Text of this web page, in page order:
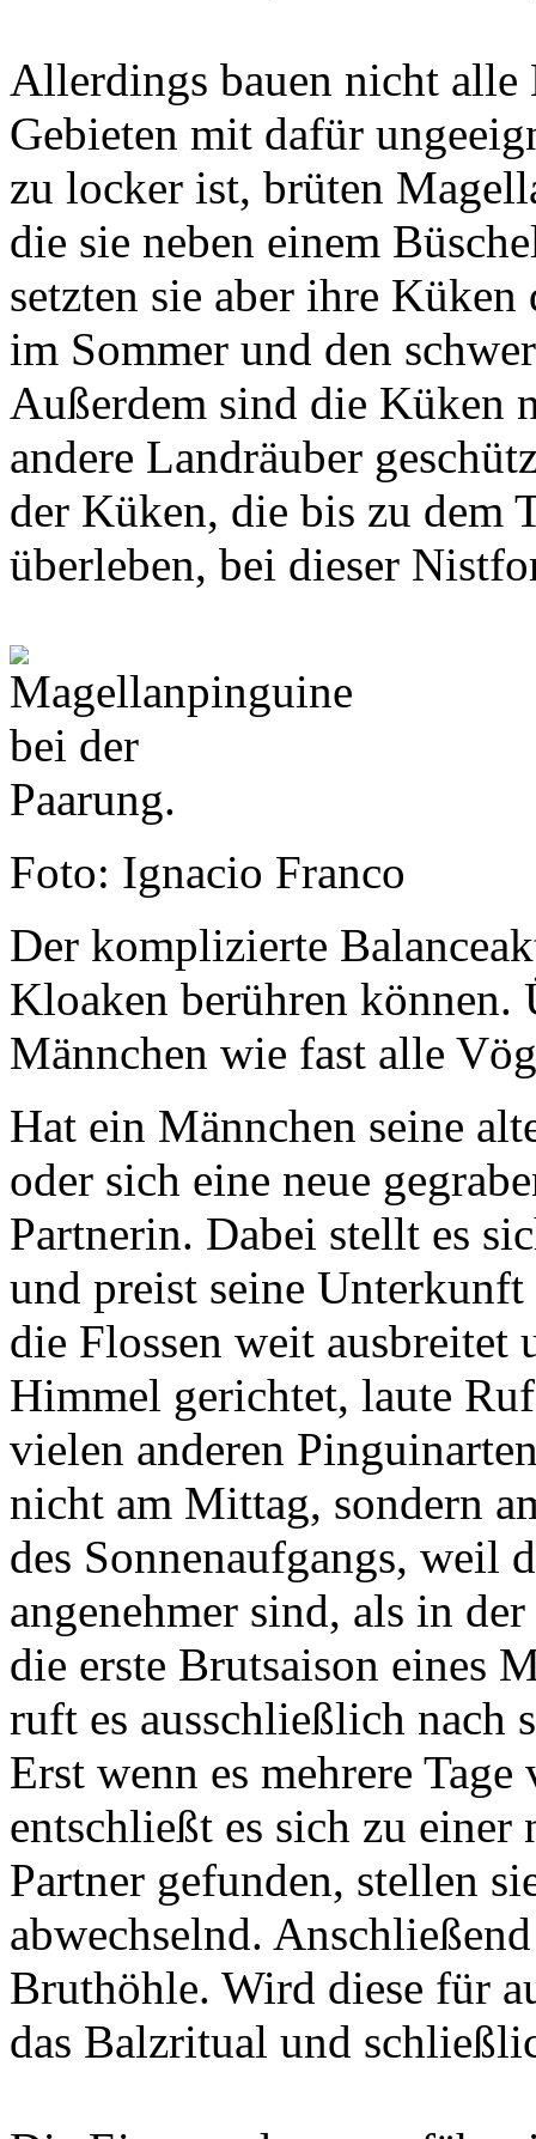
Allerdings bauen nicht
Gebieten mit dafür
zu locker ist, brüten
die sie neben einem
setzten sie aber ihre
im Sommer und den
Außerdem sind die Küken
andere Landräuber
der Küken, die bis zu dem
überleben, bei dieser
Foto: Ignacio Franco
Der komplizierte
Kloaken berühren können.
Männchen wie fast alle
Hat ein Männchen seine
oder sich eine neue
Partnerin. Dabei stellt es
und preist seine
die Flossen weit ausbreitet
Himmel gerichtet, laute
vielen anderen
nicht am Mittag, sondern
des Sonnenaufgangs, weil
angenehmer sind, als in
die erste Brutsaison eines
ruft es ausschließlich nach
Erst wenn es mehrere
entschließt es sich zu
Partner gefunden, stellen
abwechselnd.
Bruthöhle. Wird diese für
das Balzritual und